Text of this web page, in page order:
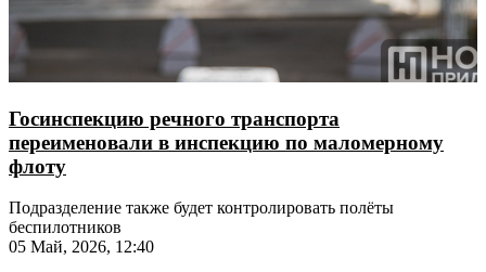
Госинспекцию речного транспорта
переименовали в инспекцию по маломерному
флоту
Подразделение также будет контролировать полёты
беспилотников
05 Май, 2026, 12:40